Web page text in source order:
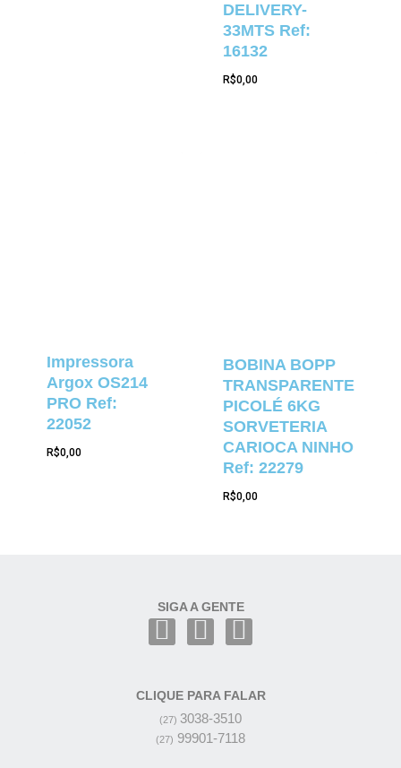
DELIVERY-
33MTS Ref:
16132
R$0,00
Impressora
Argox OS214
PRO Ref:
22052
R$0,00
BOBINA BOPP
TRANSPARENTE
PICOLÉ 6KG
SORVETERIA
CARIOCA NINHO
Ref: 22279
R$0,00
SIGA A GENTE
CLIQUE PARA FALAR
(27) 3038-3510
(27) 99901-7118